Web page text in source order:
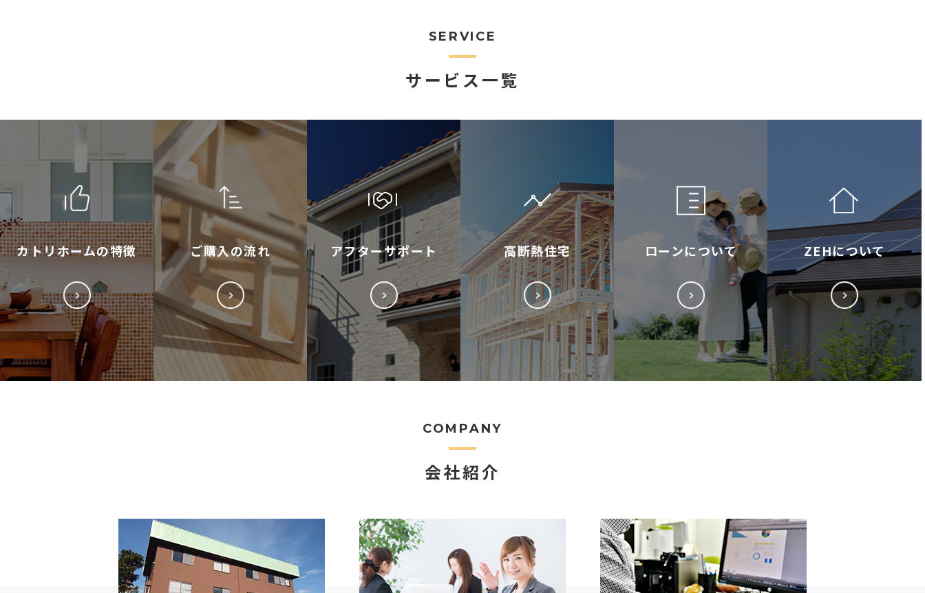
SERVICE
サービス一覧
カトリホームの特徴 ご購入の流れ アフターサポート 高断熱住宅 ローンについて ZEHについて
COMPANY
会社紹介